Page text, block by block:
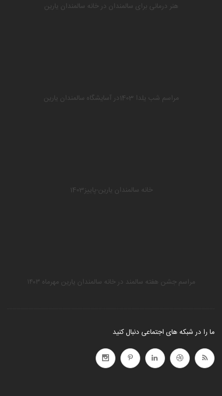
هنر درمانی برای سالمندان در خانه سالمندان یارین
مراسم شب یلدا 1403در آسایشگاه سالمندان یارین
خانه سالمندان یارین-پاییز1403
مراسم جشن هفته سالمند در خانه سالمندان یارین مهرماه ۱۴۰۳
ما را در شبکه های اجتماعی دنبال کنید